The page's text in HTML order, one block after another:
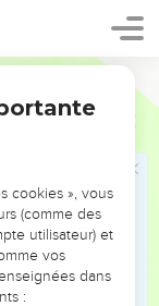
voué est très
elle ne pourra pas
terre et sur les
sa dîme, il en
à-dire chaque
cookies », vous
(comme des
utilisateur) et
vos
dans
: